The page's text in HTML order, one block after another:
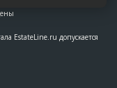
EstateLine.ru допускается